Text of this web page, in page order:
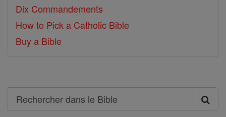
Dix Commandements
How to Pick a Catholic Bible
Buy a Bible
Search
Rechercher